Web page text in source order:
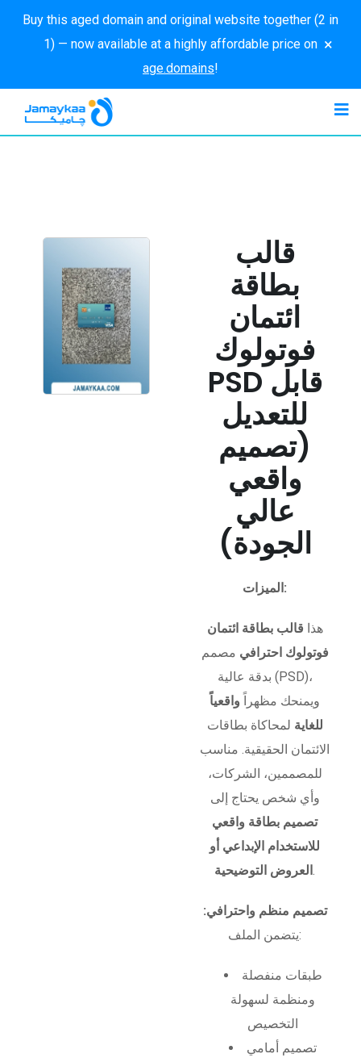
Buy this aged domain and original website together (2 in
1) — now available at a highly affordable price on
age.domains!
×
قالب
بطاقة
ائتمان
فوتولوك
PSD قابل
للتعديل
(تصميم
واقعي
عالي
الجودة)
الميزات:
هذا قالب بطاقة ائتمان
فوتولوك احترافي مصمم
بدقة عالية (PSD)،
ويمنحك مظهراً واقعياً
للغاية لمحاكاة بطاقات
الائتمان الحقيقية. مناسب
للمصممين، الشركات،
وأي شخص يحتاج إلى
تصميم بطاقة واقعي
للاستخدام الإبداعي أو
العروض التوضيحية .
تصميم منظم واحترافي:
يتضمن الملف:
طبقات منفصلة
ومنظمة لسهولة
التخصيص
تصميم أمامي